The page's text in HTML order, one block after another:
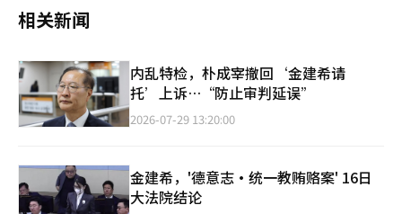
相关新闻
内乱特检，朴成宰撤回‘金建希请
托’上诉…“防止审判延误”
2026-07-29 13:20:00
金建希，'德意志·统一教贿赂案' 16日
大法院结论